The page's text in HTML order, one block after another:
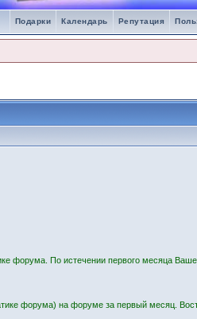
Репутация
Календарь
Подарки
По истечении первого месяца
форума) на форуме за первый месяц.